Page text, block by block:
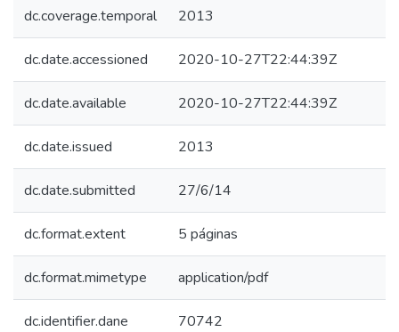
dc.coverage.temporal 2013
dc.date.accessioned 2020-10-27T22:44:39Z
dc.date.available 2020-10-27T22:44:39Z
dc.date.issued 2013
dc.date.submitted 27/6/14
dc.format.extent 5 páginas
dc.format.mimetype application/pdf
dc.identifier.dane 70742